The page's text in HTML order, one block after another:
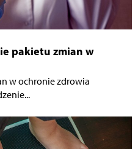
pakietu zmian w
w ochronie zdrowia